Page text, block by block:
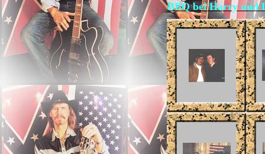
BBQ bei Harry und